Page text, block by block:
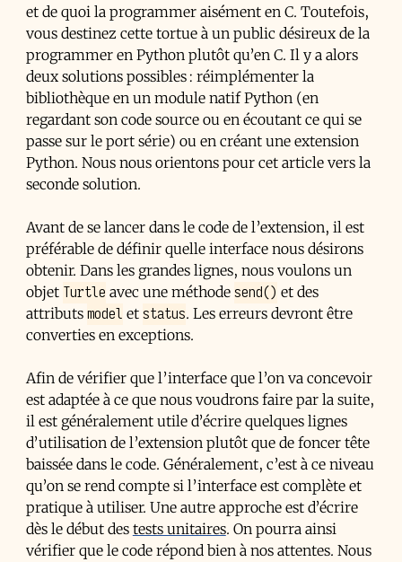
et de quoi la programmer aisément en C. Toutefois,
vous destinez cette tortue à un public désireux de la
programmer en Python plutôt qu’en C. Il y a alors
deux solutions possibles : réimplémenter la
bibliothèque en un module natif Python (en
regardant son code source ou en écoutant ce qui se
passe sur le port série) ou en créant une extension
Python. Nous nous orientons pour cet article vers la
seconde solution.
Avant de se lancer dans le code de l’extension, il est
préférable de définir quelle interface nous désirons
obtenir. Dans les grandes lignes, nous voulons un
objet Turtle avec une méthode send() et des
attributs model et status. Les erreurs devront être
converties en exceptions.
Afin de vérifier que l’interface que l’on va concevoir
est adaptée à ce que nous voudrons faire par la suite,
il est généralement utile d’écrire quelques lignes
d’utilisation de l’extension plutôt que de foncer tête
baissée dans le code. Généralement, c’est à ce niveau
qu’on se rend compte si l’interface est complète et
pratique à utiliser. Une autre approche est d’écrire
dès le début des tests unitaires. On pourra ainsi
vérifier que le code répond bien à nos attentes. Nous